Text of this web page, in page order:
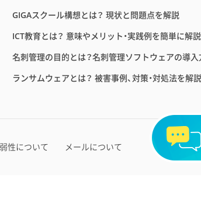
GIGAスクール構想とは？ 現状と問題点を解説
ICT教育とは？ 意味やメリット・実践例を簡単に解説
名刺管理の目的とは？名刺管理ソフトウェアの導入
ランサムウェアとは？ 被害事例、対策・対処法を解説
性について メールについて